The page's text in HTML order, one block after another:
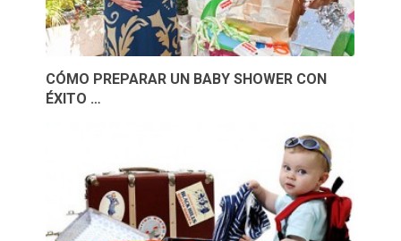
CÓMO PREPARAR UN BABY SHOWER CON
ÉXITO …